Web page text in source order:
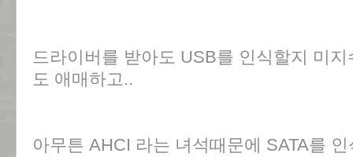
드라이버를 받아도 USB를 인식할지 미
도 애매하고..
아무튼 AHCI 라는 녀석때문에 SATA를